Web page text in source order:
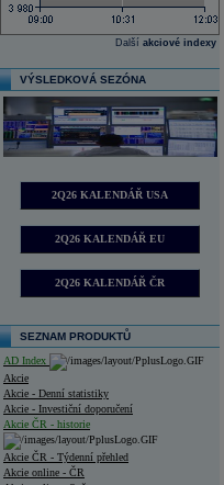
Další akciové indexy
VÝSLEDKOVÁ SEZÓNA
2Q26 KALENDÁŘ USA
2Q26 KALENDÁŘ EU
2Q26 KALENDÁŘ ČR
SEZNAM PRODUKTŮ
AD Index
Akcie
Akcie - Denní statistiky
Akcie - Investiční doporučení
Akcie ČR - historie
Akcie ČR - Týdenní přehled
Akcie online - ČR